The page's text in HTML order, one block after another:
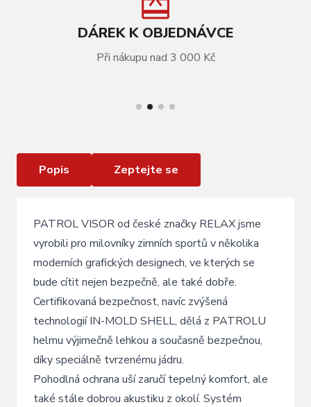
DÁREK K OBJEDNÁVCE
Při nákupu nad 3 000 Kč
Popis Zeptejte se
PATROL VISOR od české značky RELAX jsme
vyrobili pro milovníky zimních sportů v několika
moderních grafických designech, ve kterých se
bude cítit nejen bezpečně, ale také dobře.
Certifikovaná bezpečnost, navíc zvýšená
technologií IN-MOLD SHELL, dělá z PATROLU
helmu výjimečně lehkou a současně bezpečnou,
díky speciálně tvrzenému jádru.
Pohodlná ochrana uší zaručí tepelný komfort, ale
také stále dobrou akustiku z okolí. Systém